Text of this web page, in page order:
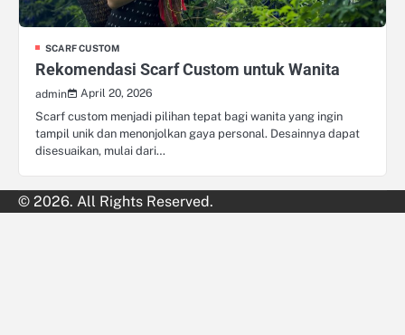
SCARF CUSTOM
Rekomendasi Scarf Custom untuk Wanita
admin
April 20, 2026
Scarf custom menjadi pilihan tepat bagi wanita yang ingin
tampil unik dan menonjolkan gaya personal. Desainnya dapat
disesuaikan, mulai dari…
© 2026. All Rights Reserved.